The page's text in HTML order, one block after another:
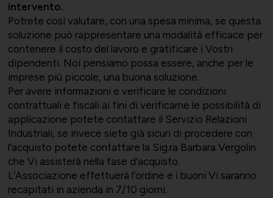
intervento.
Potrete così valutare, con una spesa minima, se questa
soluzione può rappresentare una modalità efficace per
contenere il costo del lavoro e gratificare i Vostri
dipendenti. Noi pensiamo possa essere, anche per le
imprese più piccole, una buona soluzione.
Per avere informazioni e verificare le condizioni
contrattuali e fiscali ai fini di verificarne le possibilità di
applicazione potete contattare il Servizio Relazioni
Industriali, se invece siete già sicuri di procedere con
l’acquisto potete contattare la Sig.ra Barbara Vergolin
che Vi assisterà nella fase d’acquisto.
L’Associazione effettuerà l’ordine e i buoni Vi saranno
recapitati in azienda in 7/10 giorni.
Associarsi
Momenti di vita associativa
Scambi fra soci
UNIONSERVIZI
Varie